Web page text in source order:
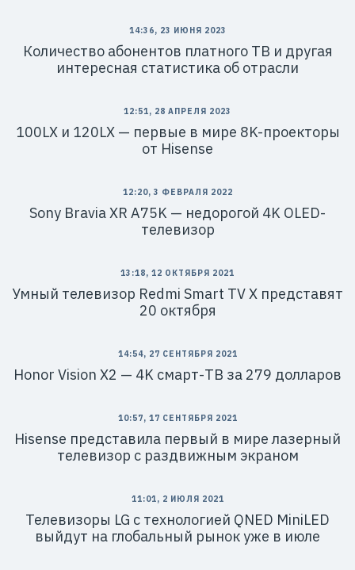
14:36, 23 ИЮНЯ 2023
Количество абонентов платного ТВ и другая
интересная статистика об отрасли
12:51, 28 АПРЕЛЯ 2023
100LX и 120LX — первые в мире 8K-проекторы
от Hisense
12:20, 3 ФЕВРАЛЯ 2022
Sony Bravia XR A75K — недорогой 4K OLED-
телевизор
13:18, 12 ОКТЯБРЯ 2021
Умный телевизор Redmi Smart TV X представят
20 октября
14:54, 27 СЕНТЯБРЯ 2021
Honor Vision X2 — 4K смарт-ТВ за 279 долларов
10:57, 17 СЕНТЯБРЯ 2021
Hisense представила первый в мире лазерный
телевизор с раздвижным экраном
11:01, 2 ИЮЛЯ 2021
Телевизоры LG с технологией QNED MiniLED
выйдут на глобальный рынок уже в июле